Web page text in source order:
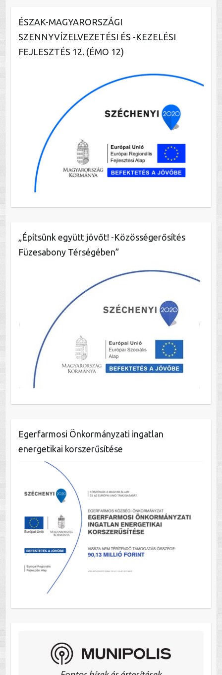
ÉSZAK-MAGYARORSZÁGI
SZENNYVÍZELVEZETÉSI ÉS -KEZELÉSI
FEJLESZTÉS 12. (ÉMO 12)
„Építsünk együtt jövőt! -Közösségerősítés
Füzesabony Térségében”
Egerfarmosi Önkormányzati ingatlan
energetikai korszerűsítése